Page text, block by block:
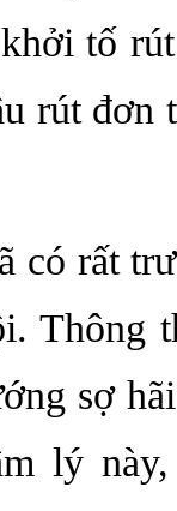
tố
rút
rất
Thông
sợ
lý